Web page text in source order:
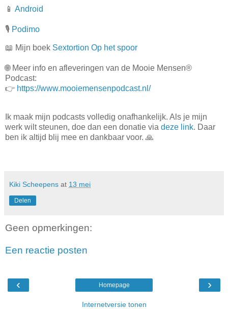
📱 Android
🎙️ Podimo
📖 Mijn boek Sextortion Op het spoor
🌐 Meer info en afleveringen van de Mooie Mensen®
Podcast:
👉 https://www.mooiemensenpodcast.nl/
Ik maak mijn podcasts volledig onafhankelijk. Als je mijn
werk wilt steunen, doe dan een donatie via deze link. Daar
ben ik altijd blij mee en dankbaar voor. 🙏
Kiki Scheepens at 13 mei
Delen
Geen opmerkingen:
Een reactie posten
‹ ›
Homepage
Internetversie tonen